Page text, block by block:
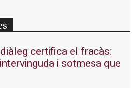
certifica el fracàs:
i sotmesa que